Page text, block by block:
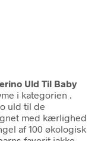
Uld Til Baby
i kategorien .
uld til de
med kærlighed
af 100 økologisk